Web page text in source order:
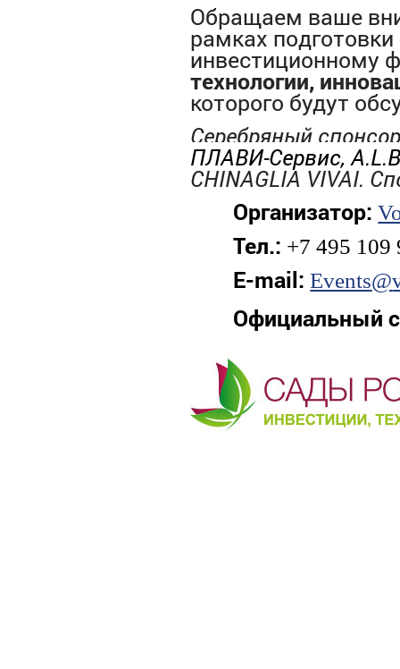
Обращаем ваше
рамках
инвестиционному
технологии,
которого будут
Серебряный
ПЛАВИ-Сервис, A.L.B
CHINAGLIA VIVAI.
Организатор:
Тел.: +7 495 109
E-mail:Events@
Официальный